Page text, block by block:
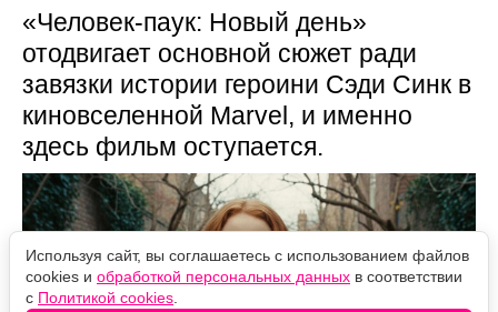
«Человек-паук: Новый день»
отодвигает основной сюжет ради
завязки истории героини Сэди Синк в
киновселенной Marvel, и именно
здесь фильм оступается.
Используя сайт, вы соглашаетесь с использованием файлов
cookies и обработкой персональных данных в соответствии
с Политикой cookies